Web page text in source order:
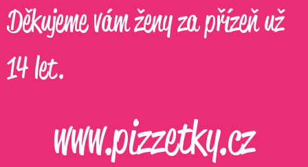
Děkujeme vám ženy za přízeň už
14 let.
www.pizzetky.cz